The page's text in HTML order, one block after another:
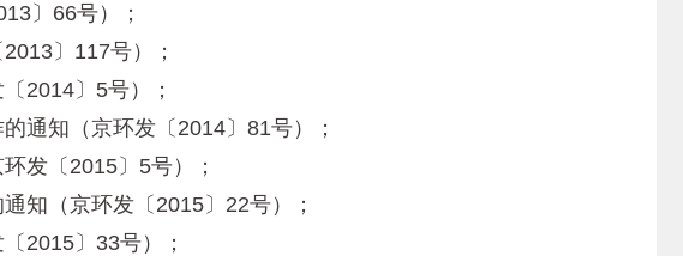
〕66号）；
〕117号）；
2014〕5号）；
知（京环发〔2014〕81号）；
发〔2015〕5号）；
知（京环发〔2015〕22号）；
2015〕33号）；